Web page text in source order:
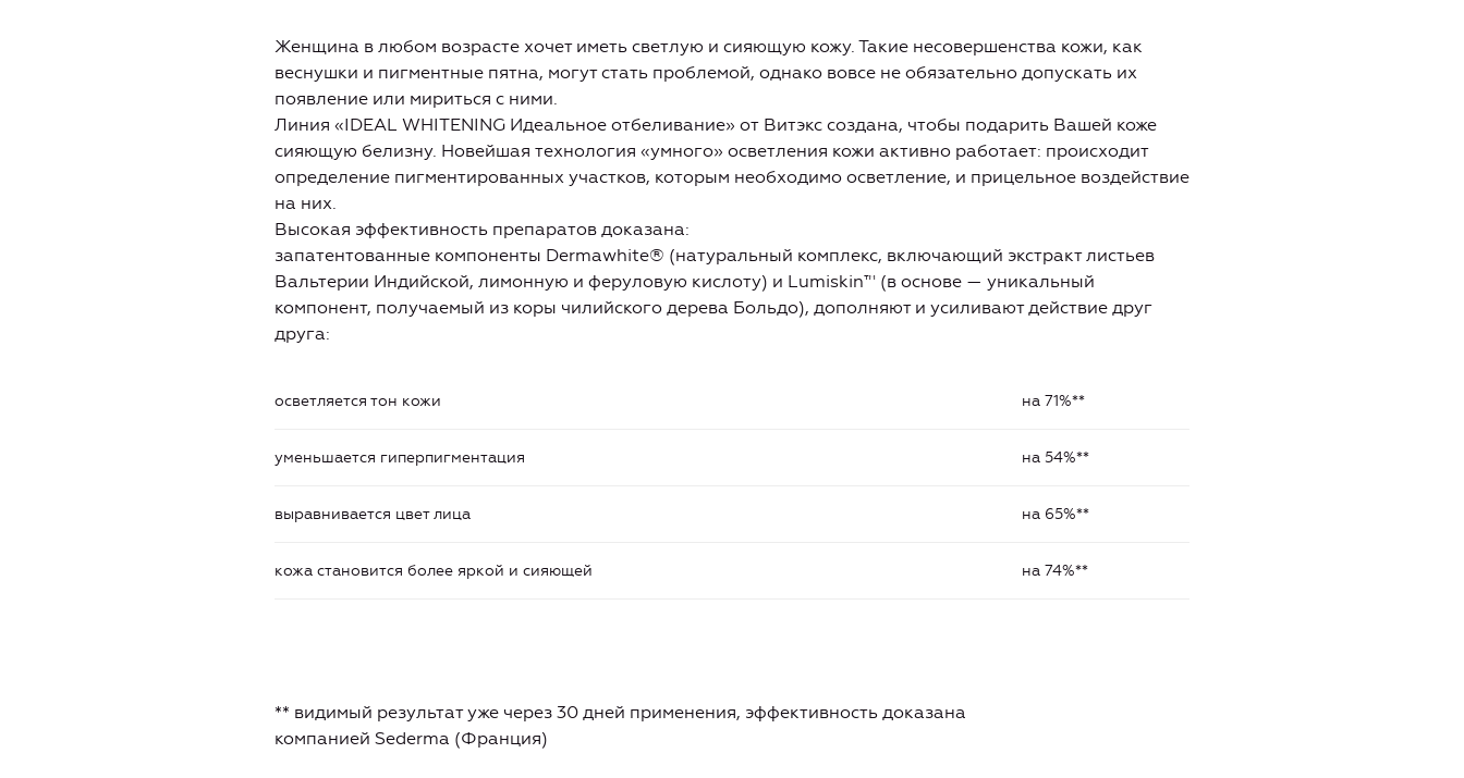
Женщина в любом возрасте хочет иметь светлую и сияющую кожу. Такие несовершенства кожи, как
веснушки и пигментные пятна, могут стать проблемой, однако вовсе не обязательно допускать их
появление или мириться с ними.
Линия «IDEAL WHITENING Идеальное отбеливание» от Витэкс создана, чтобы подарить Вашей коже
сияющую белизну. Новейшая технология «умного» осветления кожи активно работает: происходит
определение пигментированных участков, которым необходимо осветление, и прицельное воздействие
на них.
Высокая эффективность препаратов доказана:
запатентованные компоненты Dermawhite® (натуральный комплекс, включающий экстракт листьев
Вальтерии Индийской, лимонную и феруловую кислоту) и Lumiskin™ (в основе — уникальный
компонент, получаемый из коры чилийского дерева Больдо), дополняют и усиливают действие друг
друга:
осветляется тон кожи на 71%**
уменьшается гиперпигментация на 54%**
выравнивается цвет лица на 65%**
кожа становится более яркой и сияющей на 74%**
** видимый результат уже через 30 дней применения, эффективность доказана
компанией Sederma (Франция)